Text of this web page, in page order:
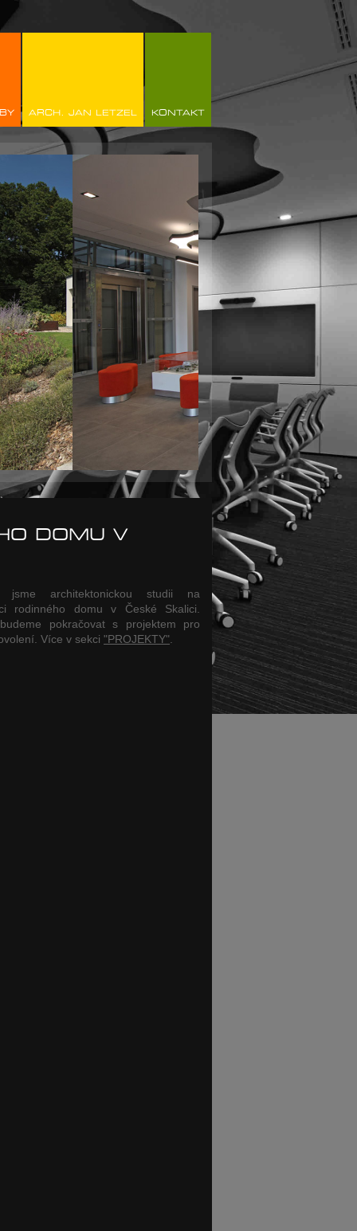
ARCH. JAN LETZEL KONTAKT
DOMU V
jsme architektonickou studii na
rodinného domu v České Skalici.
pokračovat s projektem pro
Více v sekci "PROJEKTY"